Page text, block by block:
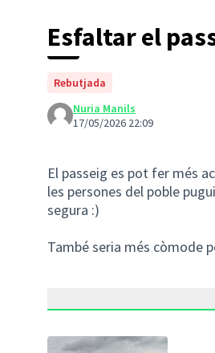
Esfaltar el
Rebutjada
Nuria Manils
17/05/2026 22:09
El passeig es pot fer més
les persones del poble
segura :)
També seria més còmode